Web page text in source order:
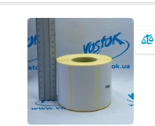
кольорах під запит Замовника.
Зателефонуйте, щоб уточнити ціну.